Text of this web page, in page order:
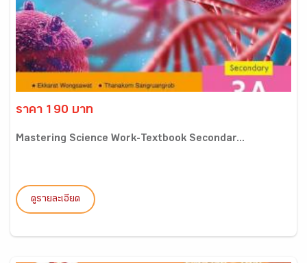
ราคา 190 บาท
Mastering Science Work-Textbook Secondar...
ดูรายละเอียด